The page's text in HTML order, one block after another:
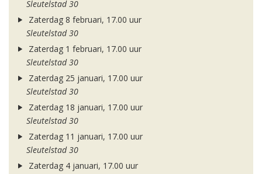
Sleutelstad 30
Zaterdag 8 februari, 17.00 uur
Sleutelstad 30
Zaterdag 1 februari, 17.00 uur
Sleutelstad 30
Zaterdag 25 januari, 17.00 uur
Sleutelstad 30
Zaterdag 18 januari, 17.00 uur
Sleutelstad 30
Zaterdag 11 januari, 17.00 uur
Sleutelstad 30
Zaterdag 4 januari, 17.00 uur